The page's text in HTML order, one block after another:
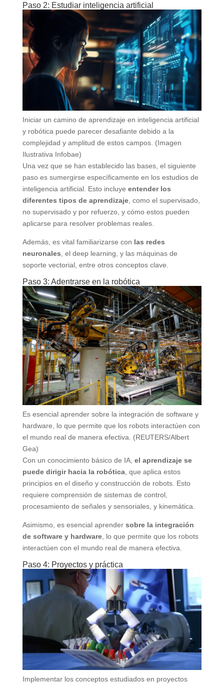
Paso 2: Estudiar inteligencia artificial
Iniciar un camino de aprendizaje en inteligencia artificial
y robótica puede parecer desafiante debido a la
complejidad y amplitud de estos campos. (Imagen
Ilustrativa Infobae)
Una vez que se han establecido las bases, el siguiente
paso es sumergirse específicamente en los estudios de
inteligencia artificial. Esto incluye entender los
diferentes tipos de aprendizaje, como el supervisado,
no supervisado y por refuerzo, y cómo estos pueden
aplicarse para resolver problemas reales.
Además, es vital familiarizarse con las redes
neuronales , el deep learning, y las máquinas de
soporte vectorial, entre otros conceptos clave.
Paso 3: Adentrarse en la robótica
Es esencial aprender sobre la integración de software y
hardware, lo que permite que los robots interactúen con
el mundo real de manera efectiva. (REUTERS/Albert
Gea)
Con un conocimiento básico de IA, el aprendizaje se
puede dirigir hacia la robótica, que aplica estos
principios en el diseño y construcción de robots. Esto
requiere comprensión de sistemas de control,
procesamiento de señales y sensoriales, y kinemática.
Asimismo, es esencial aprender sobre la integración
de software y hardware, lo que permite que los robots
interactúen con el mundo real de manera efectiva.
Paso 4: Proyectos y práctica
Implementar los conceptos estudiados en proyectos